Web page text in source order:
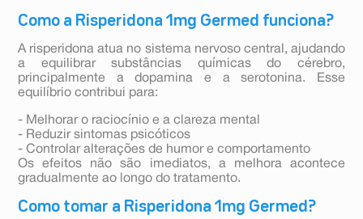
Como a Risperidona 1mg Germed funciona?
A risperidona atua no sistema nervoso central, ajudando
a equilibrar substâncias químicas do cérebro,
principalmente a dopamina e a serotonina. Esse
equilíbrio contribui para:
- Melhorar o raciocínio e a clareza mental
- Reduzir sintomas psicóticos
- Controlar alterações de humor e comportamento
Os efeitos não são imediatos, a melhora acontece
gradualmente ao longo do tratamento.
Como tomar a Risperidona 1mg Germed?